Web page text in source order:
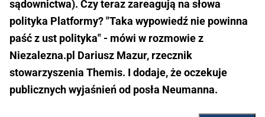
sądownictwa). Czy teraz zareagują na słowa
polityka Platformy? "Taka wypowiedź nie powinna
paść z ust polityka" - mówi w rozmowie z
Niezalezna.pl Dariusz Mazur, rzecznik
stowarzyszenia Themis. I dodaje, że oczekuje
publicznych wyjaśnień od posła Neumanna.